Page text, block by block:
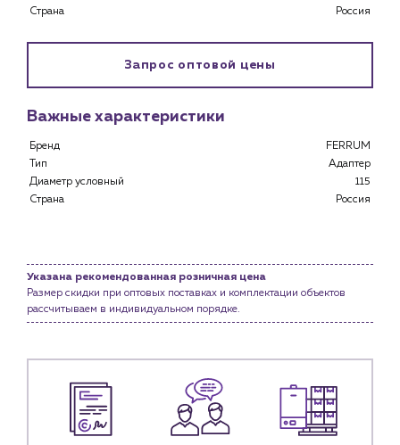
Монтажным бригадам
О компании
Портфолио
Новости
Контакты
Контактные данные
Страна
Россия
Запрос оптовой цены
Важные характеристики
Бренд
FERRUM
Тип
Адаптер
Диаметр условный
115
Страна
Россия
Указана рекомендованная розничная цена
Размер скидки при оптовых поставках и комплектации объектов
рассчитываем в индивидуальном порядке.